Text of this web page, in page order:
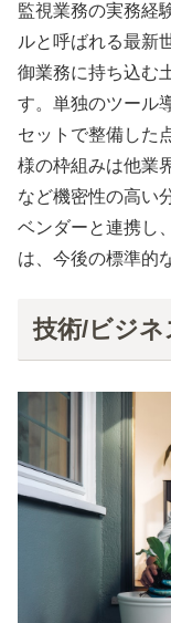
監視業務の実務経
ルと呼ばれる最新
御業務に持ち込む
す。単独のツール
セットで整備した
様の枠組みは他業
など機密性の高い
ベンダーと連携し
は、今後の標準的
技術/ビジネ